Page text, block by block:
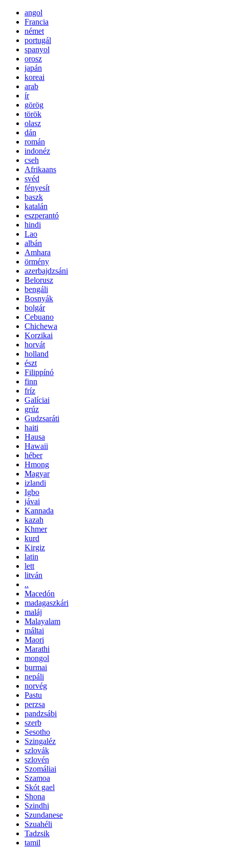
angol
Francia
német
portugál
spanyol
orosz
japán
koreai
arab
ír
görög
török
olasz
dán
román
indonéz
cseh
Afrikaans
svéd
fényesít
baszk
katalán
eszperantó
hindi
Lao
albán
Amhara
örmény
azerbajdzsáni
Belorusz
bengáli
Bosnyák
bolgár
Cebuano
Chichewa
Korzikai
horvát
holland
észt
Filippínó
finn
fríz
Galíciai
grúz
Gudzsaráti
haiti
Hausa
Hawaii
héber
Hmong
Magyar
izlandi
Igbo
jávai
Kannada
kazah
Khmer
kurd
Kirgiz
latin
lett
litván
..
Macedón
madagaszkári
maláj
Malayalam
máltai
Maori
Marathi
mongol
burmai
nepáli
norvég
Pastu
perzsa
pandzsábi
szerb
Sesotho
Szingaléz
szlovák
szlovén
Szomáliai
Szamoa
Skót gael
Shona
Szindhi
Szundanese
Szuahéli
Tadzsik
tamil